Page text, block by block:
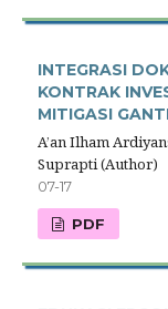
INTEGRASI
KONTRAK
MITIGASI
A’an Ilham
Suprapti (Author)
07-17
PDF